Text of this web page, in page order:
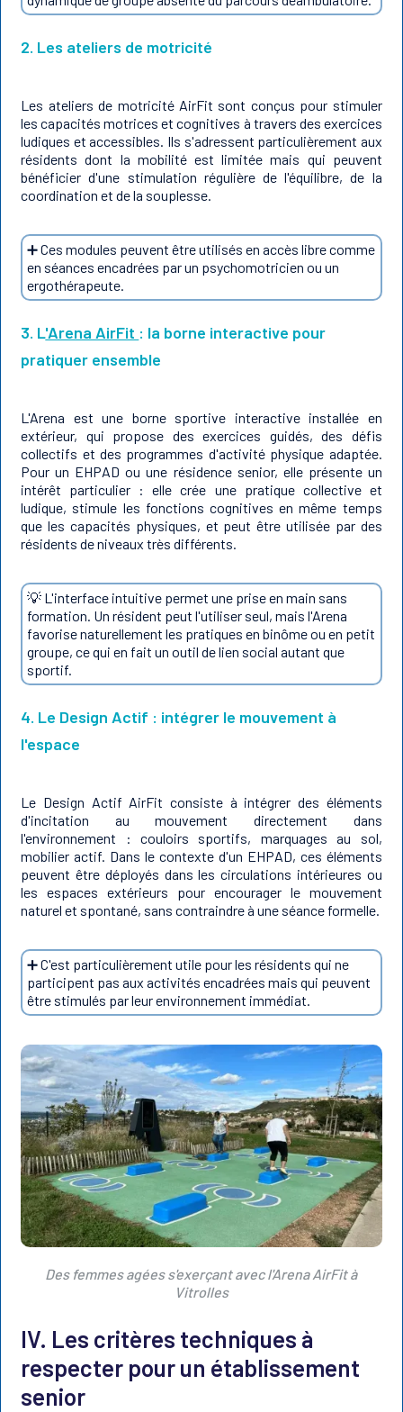
2. Les ateliers de motricité
Les ateliers de motricité AirFit sont conçus pour stimuler
les capacités motrices et cognitives à travers des exercices
ludiques et accessibles. Ils s'adressent particulièrement aux
résidents dont la mobilité est limitée mais qui peuvent
bénéficier d'une stimulation régulière de l'équilibre, de la
coordination et de la souplesse.
➕ Ces modules peuvent être utilisés en accès libre comme
en séances encadrées par un psychomotricien ou un
ergothérapeute.
3. L'Arena AirFit : la borne interactive pour
pratiquer ensemble
L'Arena est une borne sportive interactive installée en
extérieur, qui propose des exercices guidés, des défis
collectifs et des programmes d'activité physique adaptée.
Pour un EHPAD ou une résidence senior, elle présente un
intérêt particulier : elle crée une pratique collective et
ludique, stimule les fonctions cognitives en même temps
que les capacités physiques, et peut être utilisée par des
résidents de niveaux très différents.
💡 L'interface intuitive permet une prise en main sans
formation. Un résident peut l'utiliser seul, mais l'Arena
favorise naturellement les pratiques en binôme ou en petit
groupe, ce qui en fait un outil de lien social autant que
sportif.
4. Le Design Actif : intégrer le mouvement à
l'espace
Le Design Actif AirFit consiste à intégrer des éléments
d'incitation au mouvement directement dans
l'environnement : couloirs sportifs, marquages au sol,
mobilier actif. Dans le contexte d'un EHPAD, ces éléments
peuvent être déployés dans les circulations intérieures ou
les espaces extérieurs pour encourager le mouvement
naturel et spontané, sans contraindre à une séance formelle.
➕ C'est particulièrement utile pour les résidents qui ne
participent pas aux activités encadrées mais qui peuvent
être stimulés par leur environnement immédiat.
Des femmes agées s'exerçant avec l'Arena AirFit à
Vitrolles
IV. Les critères techniques à
respecter pour un établissement
senior